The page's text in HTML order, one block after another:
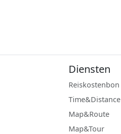
Diensten
Reiskostenbon
Time&Distance
Map&Route
Map&Tour